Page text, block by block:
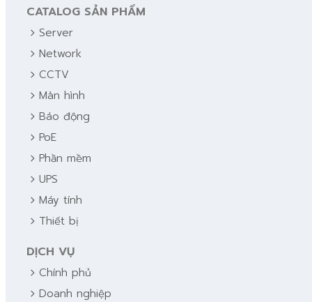
CATALOG SẢN PHẨM
chevron_right Server
chevron_right Network
chevron_right CCTV
chevron_right Màn hình
chevron_right Báo động
chevron_right PoE
chevron_right Phần mềm
chevron_right UPS
chevron_right Máy tính
chevron_right Thiết bị
DỊCH VỤ
chevron_right Chính phủ
chevron_right Doanh nghiệp